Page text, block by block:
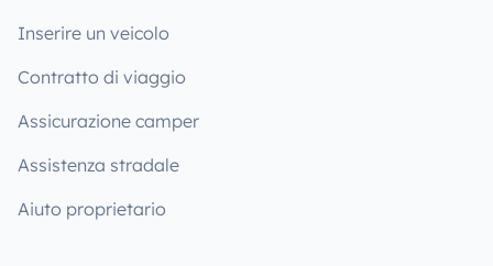
Inserire un veicolo
Contratto di viaggio
Assicurazione camper
Assistenza stradale
Aiuto proprietario